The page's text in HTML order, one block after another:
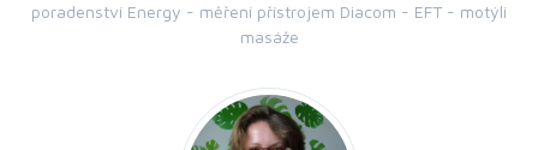
poradenství Energy - měření přístrojem Diacom - EFT - motýlí
masáže